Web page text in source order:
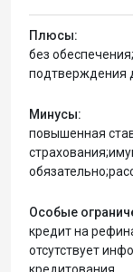
Плюсы:
без
подтверждения
Минусы:
повышенная
Особые
кредит на
отсутствует